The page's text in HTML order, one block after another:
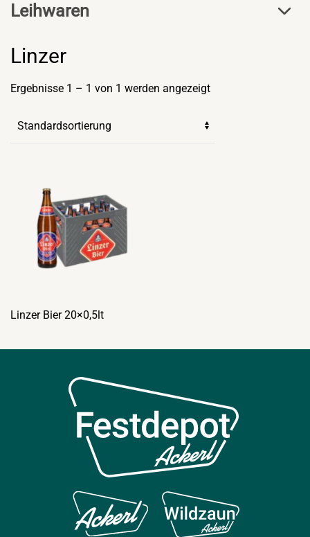
Leihwaren
Linzer
Ergebnisse 1 – 1 von 1 werden angezeigt
Linzer Bier 20×0,5lt